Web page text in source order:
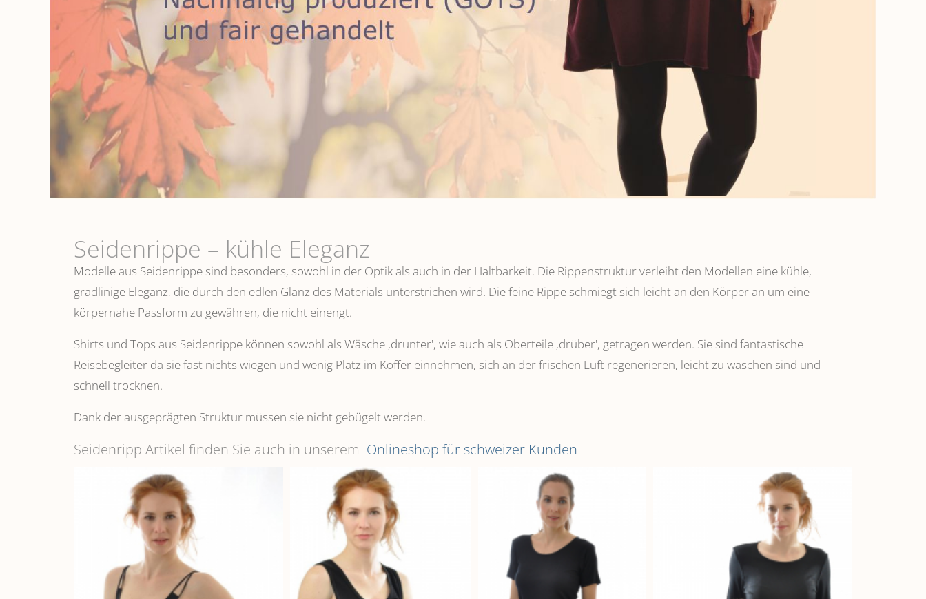
Seidenrippe­ – kühle Eleganz
Modelle aus Seidenrippe sind besonders, sowohl in der Optik als auch in der Haltbarkeit. Die Rippenstruktur verleiht den Modellen eine kühle,
gradlinige Eleganz, die durch den edlen Glanz des Materials unterstrichen wird. Die feine Rippe schmiegt sich leicht an den Körper an um eine
körpernahe Passform zu gewähren, die nicht einengt.
Shirts und Tops aus Seidenrippe können sowohl als Wäsche ,drunter', wie auch als Oberteile ‚drüber', getragen werden. Sie sind fantastische
Reisebegleiter da sie fast nichts wiegen und wenig Platz im Koffer einnehmen, sich an der frischen Luft regenerieren, leicht zu waschen sind und
schnell trocknen.
Dank der ausgeprägten Struktur müssen sie nicht gebügelt werden.
Seidenripp Artikel finden Sie auch in unserem Onlineshop für schweizer Kunden